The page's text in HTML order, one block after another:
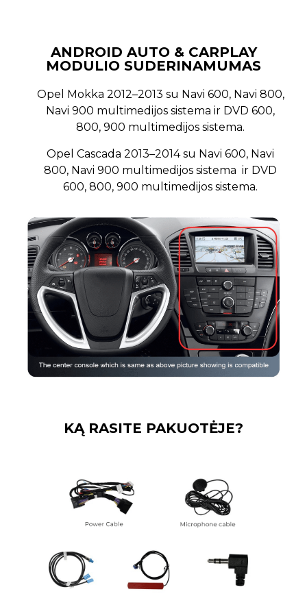
ANDROID AUTO & CARPLAY
MODULIO SUDERINAMUMAS
Opel Mokka 2012–2013 su Navi 600, Navi 800,
Navi 900 multimedijos sistema ir DVD 600,
800, 900 multimedijos sistema.
Opel Cascada 2013–2014 su Navi 600, Navi
800, Navi 900 multimedijos sistema ir DVD
600, 800, 900 multimedijos sistema.
KĄ RASITE PAKUOTĖJE?